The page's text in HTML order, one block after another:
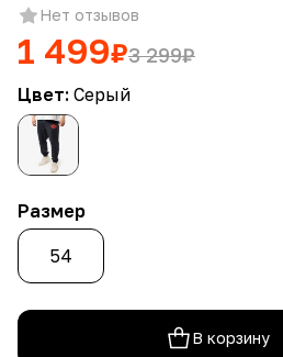
Нет отзывов
1 499₽3 299₽
Цвет: Серый
Размер
54
В корзину